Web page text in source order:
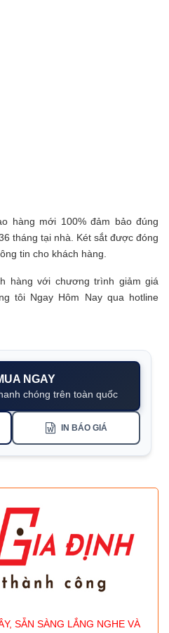
hàng mới 100% đảm bảo đúng
tháng tại nhà. Két sắt được đóng
tin cho khách hàng.
hàng với chương trình giảm giá
tôi Ngay Hôm Nay qua hotline
NGAY
chóng trên toàn quốc
IN BÁO GIÁ
SẴN SÀNG LẮNG NGHE VÀ